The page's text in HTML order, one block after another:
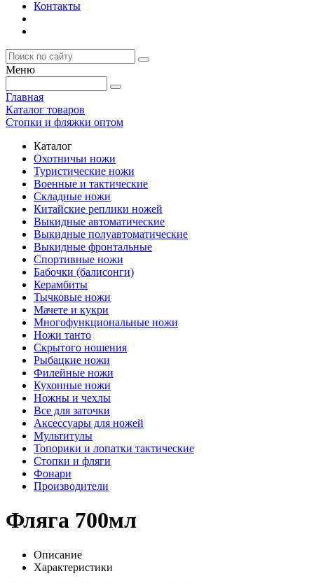
Контакты
Меню
Главная
Каталог товаров
Стопки и фляжки оптом
Каталог
Охотничьи ножи
Туристические ножи
Военные и тактические
Складные ножи
Китайские реплики ножей
Выкидные автоматические
Выкидные полуавтоматические
Выкидные фронтальные
Спортивные ножи
Бабочки (балисонги)
Керамбиты
Тычковые ножи
Мачете и кукри
Многофункциональные ножи
Ножи танто
Скрытого ношения
Рыбацкие ножи
Филейные ножи
Кухонные ножи
Ножны и чехлы
Все для заточки
Аксессуары для ножей
Мультитулы
Топорики и лопатки тактические
Стопки и фляги
Фонари
Производители
Фляга 700мл
Описание
Характеристики